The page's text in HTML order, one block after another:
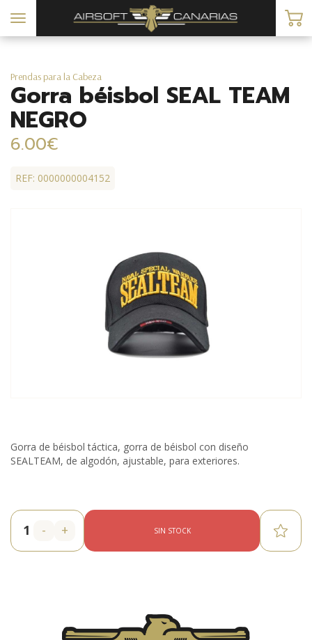
Toggle
navigation
Prendas para la Cabeza
Gorra béisbol SEAL TEAM
NEGRO
6.00€
REF: 0000000004152
Gorra de béisbol táctica, gorra de béisbol con diseño
SEALTEAM, de algodón, ajustable, para exteriores.
- + SIN STOCK